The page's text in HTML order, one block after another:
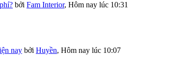
bởi Fam Interior, Hôm nay lúc 10:31
nay bởi Huyền, Hôm nay lúc 10:07